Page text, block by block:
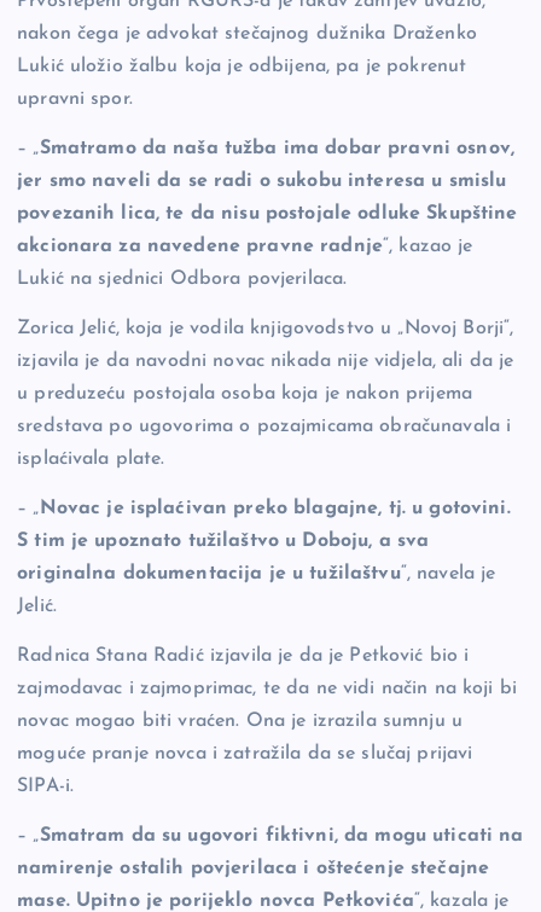
nakon čega je advokat stečajnog dužnika Draženko
Lukić uložio žalbu koja je odbijena, pa je pokrenut
upravni spor.
– „Smatramo da naša tužba ima dobar pravni osnov,
jer smo naveli da se radi o sukobu interesa u smislu
povezanih lica, te da nisu postojale odluke Skupštine
akcionara za navedene pravne radnje“, kazao je
Lukić na sjednici Odbora povjerilaca.
Zorica Jelić, koja je vodila knjigovodstvo u „Novoj Borji“,
izjavila je da navodni novac nikada nije vidjela, ali da je
u preduzeću postojala osoba koja je nakon prijema
sredstava po ugovorima o pozajmicama obračunavala i
isplaćivala plate.
– „ Novac je isplaćivan preko blagajne, tj. u gotovini.
S tim je upoznato tužilaštvo u Doboju, a sva
originalna dokumentacija je u tužilaštvu“, navela je
Jelić.
Radnica Stana Radić izjavila je da je Petković bio i
zajmodavac i zajmoprimac, te da ne vidi način na koji bi
novac mogao biti vraćen. Ona je izrazila sumnju u
moguće pranje novca i zatražila da se slučaj prijavi
SIPA-i.
– „Smatram da su ugovori fiktivni, da mogu uticati na
namirenje ostalih povjerilaca i oštećenje stečajne
mase. Upitno je porijeklo novca Petkovića“, kazala je